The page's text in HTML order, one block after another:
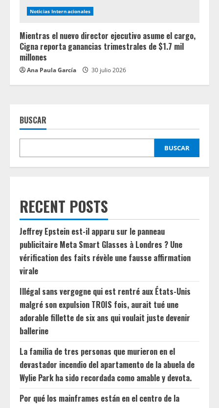
Noticias Internacionales
Mientras el nuevo director ejecutivo asume el cargo,
Cigna reporta ganancias trimestrales de $1.7 mil
millones
Ana Paula García 30 julio 2026
BUSCAR
BUSCAR
RECENT POSTS
Jeffrey Epstein est-il apparu sur le panneau
publicitaire Meta Smart Glasses à Londres ? Une
vérification des faits révèle une fausse affirmation
virale
Illégal sans vergogne qui est rentré aux États-Unis
malgré son expulsion TROIS fois, aurait tué une
adorable fillette de six ans qui voulait juste devenir
ballerine
La familia de tres personas que murieron en el
devastador incendio del apartamento de la abuela de
Wylie Park ha sido recordada como amable y devota.
Por qué los mainframes están en el centro de la